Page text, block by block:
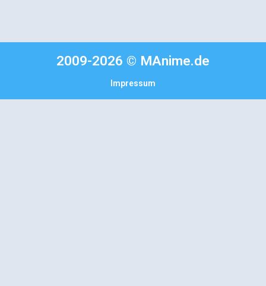
2009-2026 © MAnime.de
Impressum